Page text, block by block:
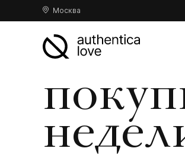
Москва